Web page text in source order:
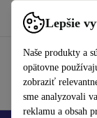
Lepšie
Naše produkty a
opätovne
zobraziť
sme analyzovali
reklamu a obsah
používať